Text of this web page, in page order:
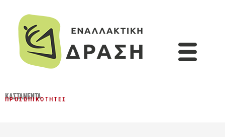
ΚΑΣΤΑΝΈΝΤΑ
ΠΡΟΣΩΠΙΚΌΤΗΤΕΣ